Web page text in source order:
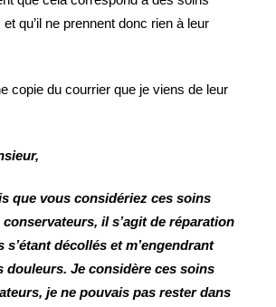
qu’il ne prennent donc rien à leur
copie du courrier que je viens de leur
que vous considériez ces soins
il s’agit de réparation
s’étant décollés et m’engendrant
douleurs. Je considère ces soins
je ne pouvais pas rester dans